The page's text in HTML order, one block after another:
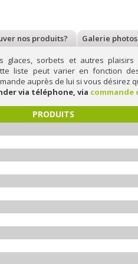
à Deux pois, deux
mesures : epicerie
à Nandrin
du Condroz, près
pois, deux
épicerie
écoresponsable qui
produits
d'hygiène et
l'impact n&ea
savoir plus En
nos produits? Galerie photos
glaces, sorbets et autres
liste peut varier en fonction
auprès de lui si vous désirez
via téléphone, via commande
PRODUITS